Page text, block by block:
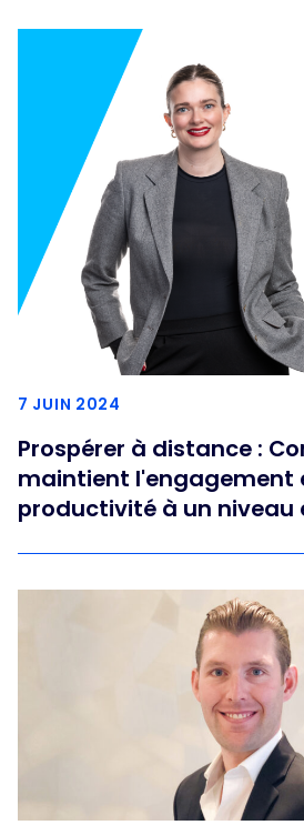
7 JUIN 2024
Prospérer à distance :
maintient l'engagement
productivité à un niveau